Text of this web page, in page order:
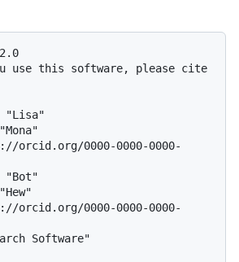
use this software, please cite
"Lisa"
"Bot"
Software"